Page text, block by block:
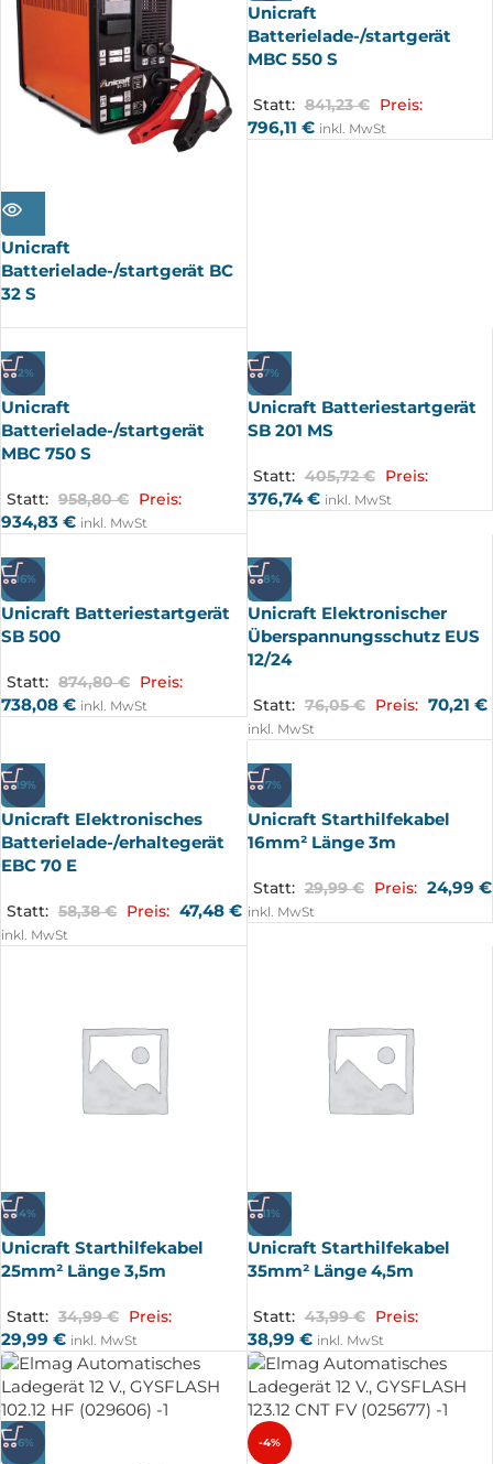
AUSV
ERKA
Unicraft
Batterielade-/startgerät BC
32 S
Unicraft
Batterielade-/startgerät
MBC 550 S
Statt: 841,23€ Preis:
796,11 € inkl. MwSt
-2%
Unicraft
Batterielade-/startgerät
MBC 750 S
Statt: 958,80€ Preis:
934,83 € inkl. MwSt
-7%
Unicraft Batteriestartgerät
SB 201 MS
Statt: 405,72€ Preis:
376,74€ inkl. MwSt
-16%
Unicraft Batteriestartgerät
SB 500
Statt: 874,80€ Preis:
738,08 € inkl. MwSt
-8%
Unicraft Elektronischer
Überspannungsschutz EUS
12/24
Statt: 76,05€ Preis: 70,21 €
inkl. MwSt
-19%
Unicraft Elektronisches
Batterielade-/erhaltegerät
EBC 70 E
Statt: 58,38€ Preis: 47,48 €
inkl. MwSt
-17%
Unicraft Starthilfekabel
16mm² Länge 3m
Statt: 29,99€ Preis: 24,99 €
inkl. MwSt
-14%
Unicraft Starthilfekabel
25mm² Länge 3,5m
Statt: 34,99€ Preis:
29,99 € inkl. MwSt
-11%
Unicraft Starthilfekabel
35mm² Länge 4,5m
Statt: 43,99€ Preis:
38,99 € inkl. MwSt
-6% -4%